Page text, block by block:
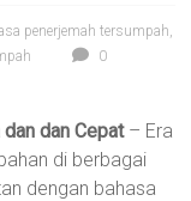
penerjemah tersumpah,
0
dan Cepat– Era
di berbagai
dengan bahasa